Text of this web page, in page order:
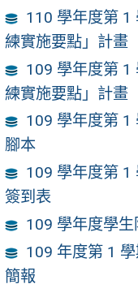
110 學年度第 1
練實施要點」計畫
109 學年度第 1
練實施要點」計畫
109 學年度第 1
腳本
109 學年度第 1
簽到表
109 學年度學
109 年度第 1
簡報